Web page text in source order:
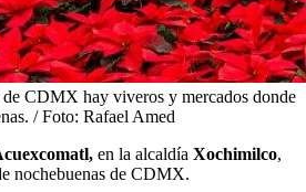
CDMX hay viveros y mercados donde
/ Foto: Rafael Amed
en la alcaldía Xochimilco,
nochebuenas de CDMX.